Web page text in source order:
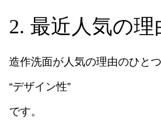
2. 最近人気の理
造作洗面が人気の理由のひとつ
“デザイン性”
です。